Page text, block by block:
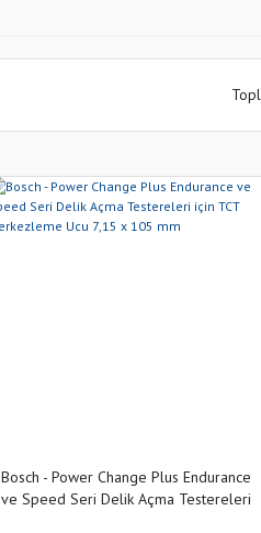
Bosch - Power Change Plus Endurance
ve Speed Seri Delik Açma Testereleri